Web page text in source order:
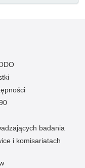
badania
i komisariatach